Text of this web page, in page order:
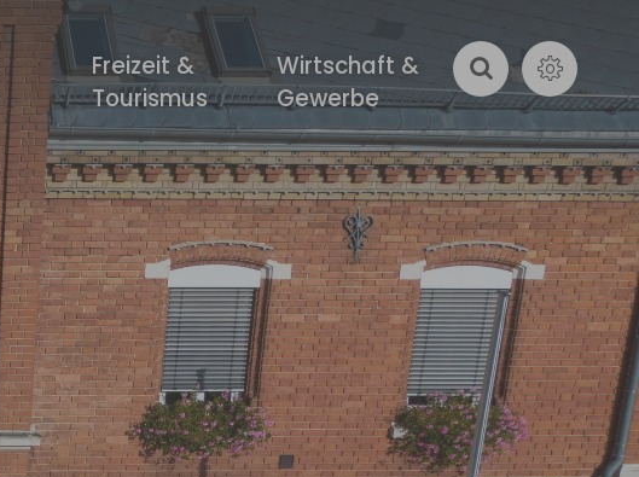
Freizeit &
Tourismus
Wirtschaft &
Gewerbe